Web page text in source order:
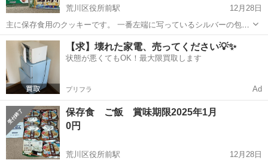
荒川区役所前駅
12月28日
主に保存食用のクッキーです。 一番左端に写っているシルバーの包み
紙はクラッカーで、2025年1月までの賞味期限となります。 他は2025
年5月〜2026年12月が賞味期限です。 荒川一丁目のバス停付近までお
越しいただける方...
東京 台東区 荒川区役所前駅 食品 クッキー
【求】壊れた家電、売ってください💡✨
状態が悪くてもOK！最大限買取します
プリフラ Ad
保存食 ご飯 賞味期限2025年1月
0円
荒川区役所前駅
12月28日